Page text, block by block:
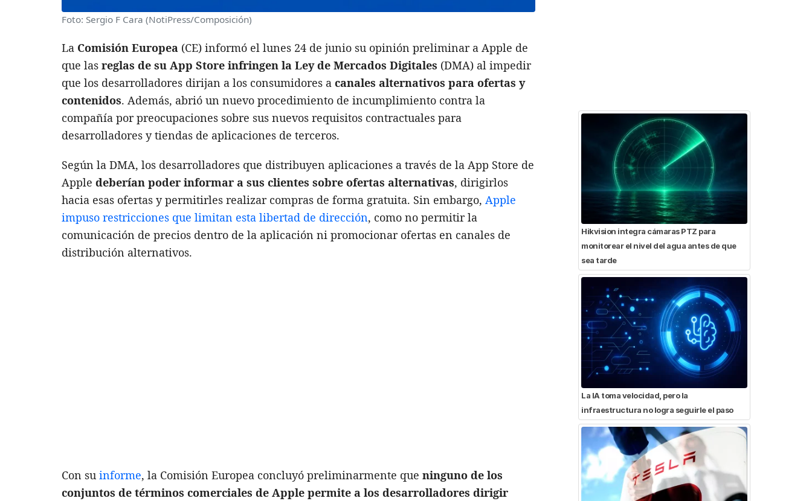
Foto: Sergio F Cara (NotiPress/Composición)
La Comisión Europea (CE) informó el lunes 24 de junio su opinión preliminar a Apple de
que las reglas de su App Store infringen la Ley de Mercados Digitales (DMA) al impedir
que los desarrolladores dirijan a los consumidores a canales alternativos para ofertas y
contenidos. Además, abrió un nuevo procedimiento de incumplimiento contra la
compañía por preocupaciones sobre sus nuevos requisitos contractuales para
desarrolladores y tiendas de aplicaciones de terceros.
Según la DMA, los desarrolladores que distribuyen aplicaciones a través de la App Store de
Apple deberían poder informar a sus clientes sobre ofertas alternativas, dirigirlos
hacia esas ofertas y permitirles realizar compras de forma gratuita. Sin embargo, Apple
impuso restricciones que limitan esta libertad de dirección, como no permitir la
comunicación de precios dentro de la aplicación ni promocionar ofertas en canales de
distribución alternativos.
Con su informe, la Comisión Europea concluyó preliminarmente que ninguno de los
conjuntos de términos comerciales de Apple permite a los desarrolladores dirigir
Hikvision integra cámaras PTZ para
monitorear el nivel del agua antes de que
sea tarde
La IA toma velocidad, pero la
infraestructura no logra seguirle el paso